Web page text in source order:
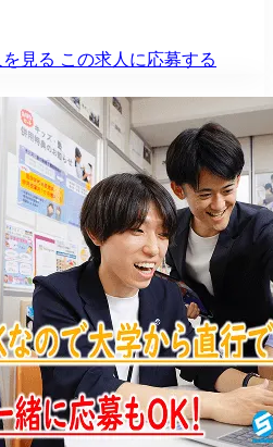
見る この求人に応募する